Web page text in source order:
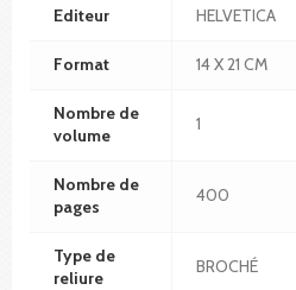
Editeur HELVETICA
Format 14 X 21 CM
Nombre de
volume
1
Nombre de
pages
400
Type de
reliure
BROCHÉ